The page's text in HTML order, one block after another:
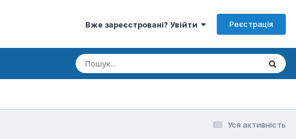
Вже зареєстровані? Увійти Реєстрація
Уся активність